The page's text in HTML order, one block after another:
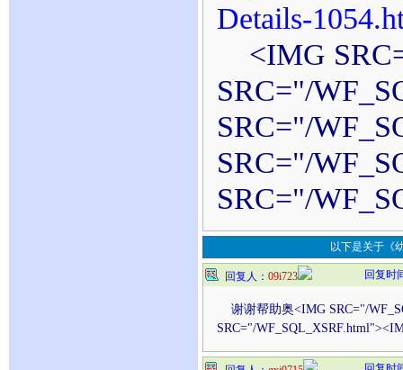
Details-
<IMG
SRC="/
SRC="/
SRC="/
SRC="/
以下是关于《
回复人： 09i723 回复时
谢谢帮助奥<IMG SRC="/
SRC="/